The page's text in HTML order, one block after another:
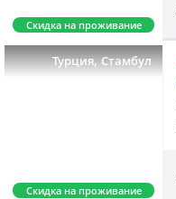
Скидка на проживание
Турция,Стамбул
Скидка на проживание